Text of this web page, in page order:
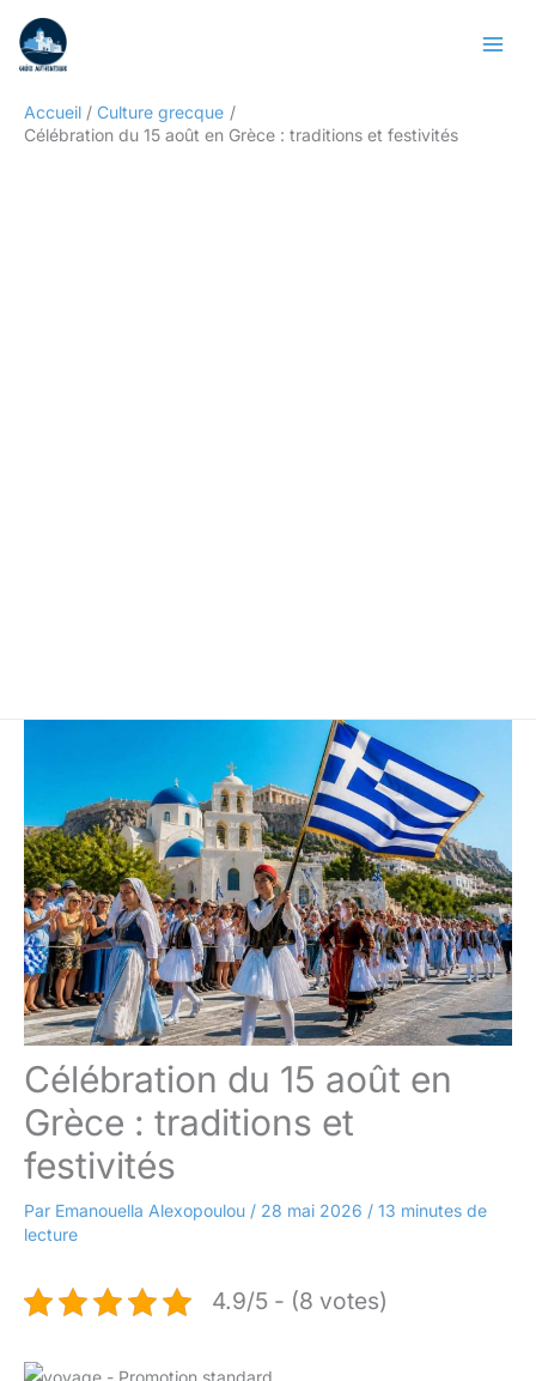
contenu
Accueil
Culture grecque
Célébration du 15 août en Grèce : traditions et festivités
Célébration du 15 août en
Grèce : traditions et
festivités
Par Emanouella Alexopoulou / 28 mai 2026 / 13 minutes de
lecture
4.9/5 - (8 votes)
Rechercher